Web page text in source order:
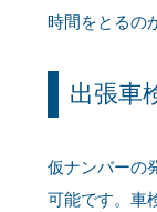
時間をとるの
出張車
仮ナンバーの
可能です。車